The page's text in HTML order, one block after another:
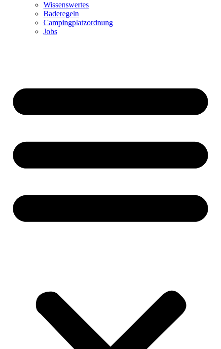
Wissenswertes
Baderegeln
Campingplatzordnung
Jobs